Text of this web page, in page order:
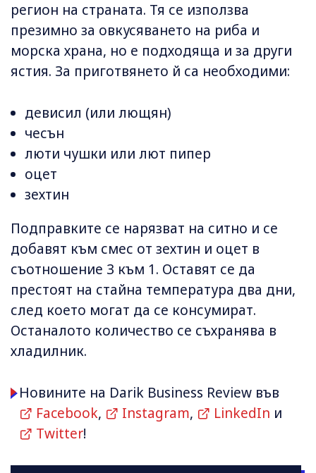
регион на страната. Тя се използва
презимно за овкусяването на риба и
морска храна, но е подходяща и за други
ястия. За приготвянето й са необходими:
девисил (или лющян)
чесън
люти чушки или лют пипер
оцет
зехтин
Подправките се нарязват на ситно и се
добавят към смес от зехтин и оцет в
съотношение 3 към 1. Оставят се да
престоят на стайна температура два дни,
след което могат да се консумират.
Останалото количество се съхранява в
хладилник.
Новините на Darik Business Review във
Facebook, Instagram, LinkedIn и
Twitter!